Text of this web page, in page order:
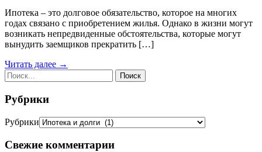
Ипотека – это долговое обязательство, которое на многих
годах связано с приобретением жилья. Однако в жизни могут
возникать непредвиденные обстоятельства, которые могут
вынудить заемщиков прекратить […]
Читать далее →
Рубрики
Рубрики
Свежие комментарии